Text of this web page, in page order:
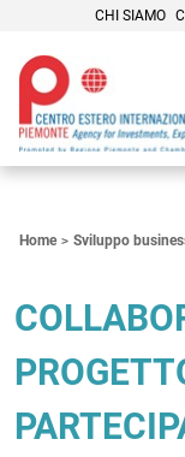
CHI SIAMO
Home Sviluppo